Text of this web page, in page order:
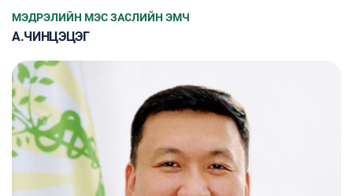
МЭДРЭЛИЙН МЭС ЗАСЛИЙН ЭМЧ
А.ЧИНЦЭЦЭГ